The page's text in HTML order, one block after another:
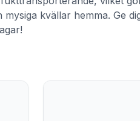
kvällar hemma. Ge